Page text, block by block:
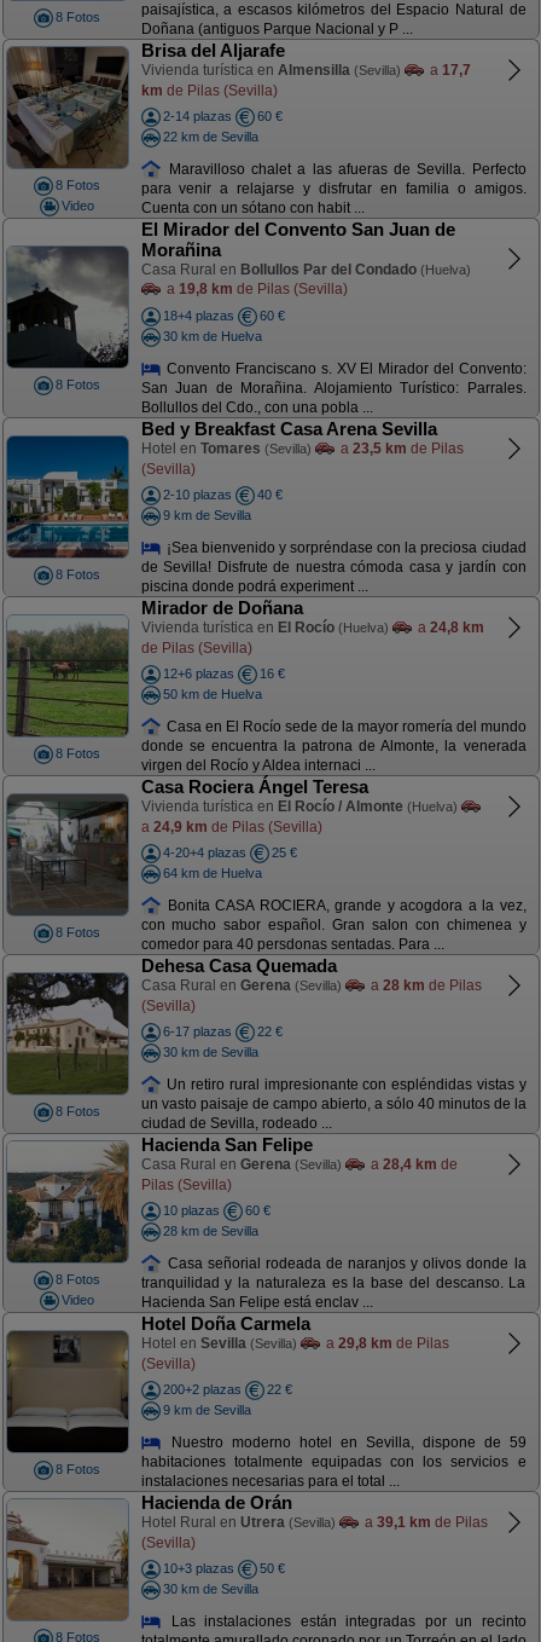
8 Fotos
paisajística, a escasos kilómetros del Espacio Natural de
Doñana (antiguos Parque Nacional y P ...
8 Fotos
Video
Brisa del Aljarafe
Vivienda turística en Almensilla (Sevilla) a 17,7
km de Pilas (Sevilla)
2-14 plazas
60 €
22 km de Sevilla
Maravilloso chalet a las afueras de Sevilla. Perfecto
para venir a relajarse y disfrutar en familia o amigos.
Cuenta con un sótano con habit ...
8 Fotos
El Mirador del Convento San Juan de
Morañina
Casa Rural en Bollullos Par del Condado (Huelva)
a 19,8 km de Pilas (Sevilla)
18+4 plazas
60 €
30 km de Huelva
Convento Franciscano s. XV El Mirador del Convento:
San Juan de Morañina. Alojamiento Turístico: Parrales.
Bollullos del Cdo., con una pobla ...
8 Fotos
Bed y Breakfast Casa Arena Sevilla
Hotel en Tomares (Sevilla) a 23,5 km de Pilas
(Sevilla)
2-10 plazas
40 €
9 km de Sevilla
¡Sea bienvenido y sorpréndase con la preciosa ciudad
de Sevilla! Disfrute de nuestra cómoda casa y jardín con
piscina donde podrá experiment ...
8 Fotos
Mirador de Doñana
Vivienda turística en El Rocío (Huelva) a 24,8 km
de Pilas (Sevilla)
12+6 plazas
16 €
50 km de Huelva
Casa en El Rocío sede de la mayor romería del mundo
donde se encuentra la patrona de Almonte, la venerada
virgen del Rocío y Aldea internaci ...
8 Fotos
Casa Rociera Ángel Teresa
Vivienda turística en El Rocío / Almonte (Huelva)
a 24,9 km de Pilas (Sevilla)
4-20+4 plazas
25 €
64 km de Huelva
Bonita CASA ROCIERA, grande y acogdora a la vez,
con mucho sabor español. Gran salon con chimenea y
comedor para 40 persdonas sentadas. Para ...
8 Fotos
Dehesa Casa Quemada
Casa Rural en Gerena (Sevilla) a 28 km de Pilas
(Sevilla)
6-17 plazas
22 €
30 km de Sevilla
Un retiro rural impresionante con espléndidas vistas y
un vasto paisaje de campo abierto, a sólo 40 minutos de la
ciudad de Sevilla, rodeado ...
8 Fotos
Video
Hacienda San Felipe
Casa Rural en Gerena (Sevilla) a 28,4 km de
Pilas (Sevilla)
10 plazas
60 €
28 km de Sevilla
Casa señorial rodeada de naranjos y olivos donde la
tranquilidad y la naturaleza es la base del descanso. La
Hacienda San Felipe está enclav ...
8 Fotos
Hotel Doña Carmela
Hotel en Sevilla (Sevilla) a 29,8 km de Pilas
(Sevilla)
200+2 plazas
22 €
9 km de Sevilla
Nuestro moderno hotel en Sevilla, dispone de 59
habitaciones totalmente equipadas con los servicios e
instalaciones necesarias para el total ...
8 Fotos
Hacienda de Orán
Hotel Rural en Utrera (Sevilla) a 39,1 km de Pilas
(Sevilla)
10+3 plazas
50 €
30 km de Sevilla
Las instalaciones están integradas por un recinto